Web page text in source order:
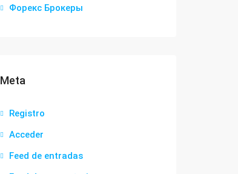
Форекс Брокеры
Meta
Registro
Acceder
Feed de entradas